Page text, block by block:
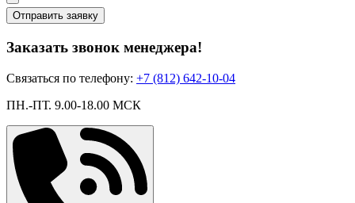
Отправить заявку
Заказать звонок менеджера!
Связаться по телефону: +7 (812) 642-10-04
ПН.-ПТ. 9.00-18.00 МСК